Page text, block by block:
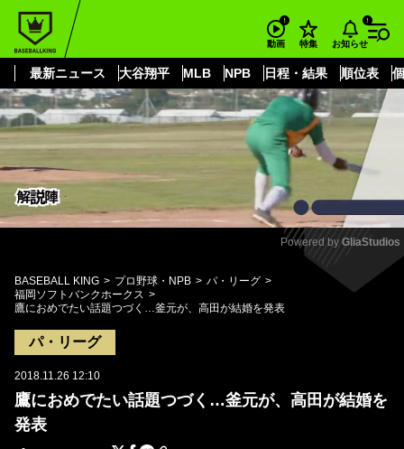
動画 特集 お知らせ
最新ニュース 大谷翔平 MLB NPB 日程・結果 順位表
もっと見る
Mute
Powered by GliaStudios
BASEBALL KING プロ野球・NPB
パ・リーグ
福岡ソフトバンクホークス
鷹におめでたい話題つづく…釜元が、高田が結婚を発表
パ・リーグ
2018.11.26 12:10
鷹におめでたい話題つづく…釜元が、高田が結婚を
発表